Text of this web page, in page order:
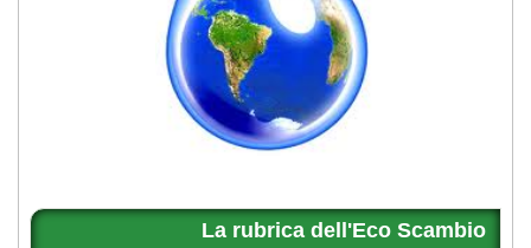
La rubrica dell'Eco Scambio